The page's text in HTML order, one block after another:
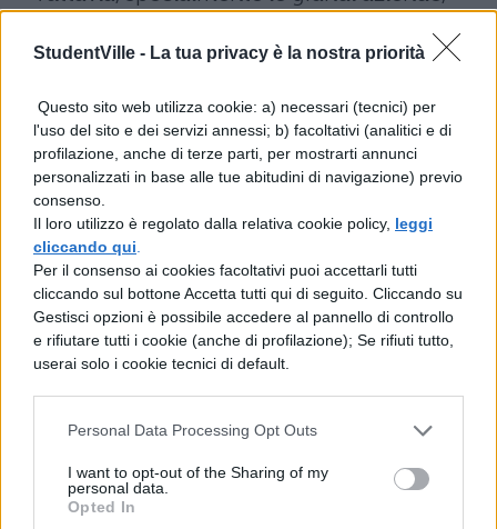
StudentVille - La tua privacy è la nostra priorità
Questo sito web utilizza cookie: a) necessari (tecnici) per
l'uso del sito e dei servizi annessi; b) facoltativi (analitici e di
profilazione, anche di terze parti, per mostrarti annunci
personalizzati in base alle tue abitudini di navigazione) previo
consenso.
Il loro utilizzo è regolato dalla relativa cookie policy, leggi
cliccando qui
Per il consenso ai cookies facoltativi puoi accettarli tutti
cliccando sul bottone Accetta tutti qui di seguito. Cliccando su
Gestisci opzioni è possibile accedere al pannello di controllo
e rifiutare tutti i cookie (anche di profilazione); Se rifiuti tutto,
userai solo i cookie tecnici di default.
Personal Data Processing Opt Outs
I want to opt-out of the Sharing of my
personal data.
Opted In
hanno sempre un database interno in cui
immagazzinano tutti icurricula
pervenuti, e in cui poi "vanno" a pescare
quando arriva il momento di assumere
qualche nuovo volto.
Per questo non bisogna assolutamente
desistere dall'inviare curriculum alle grandi
aziende, oppure compilare direttamente
online i dati richiesti per la candidatura, ove
specificatamente richiesto: in un futuro più
o meno prossimo potrebbe arrivare la
fatidica chiamata per il colloquio!
Per saperne di più, leggi anche: